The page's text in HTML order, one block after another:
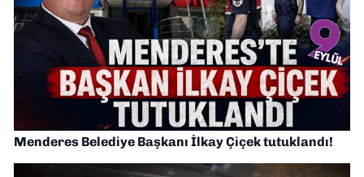
Menderes Belediye Başkanı İlkay Çiçek tutuklandı!